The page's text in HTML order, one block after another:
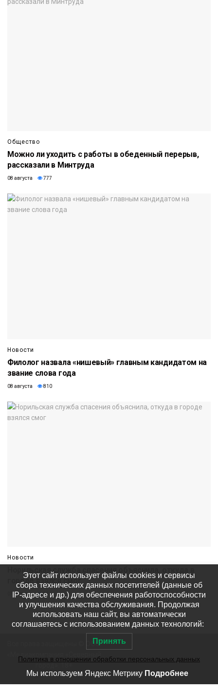
Общество
Можно ли уходить с работы в обеденный перерыв,
рассказали в Минтруда
08 августа 777
Новости
Филолог назвала «нишевый» главным кандидатом на
звание слова года
08 августа 810
Новости
Норильская служба спасения объяснила, откуда в
городе взялся смог
07 августа 851
Все права защищены © ООО
«Медиакомпания «Северный
Этот сайт использует файлы cookies и сервисы
сбора технических данных посетителей (данные об
IP-адресе и др.) для обеспечения работоспособности
и улучшения качества обслуживания. Продолжая
использовать наш сайт, вы автоматически
соглашаетесь с использованием данных технологий:
Принять
Политика в отношении обработки персональных данных
Мы используем Яндекс Метрику Подробнее